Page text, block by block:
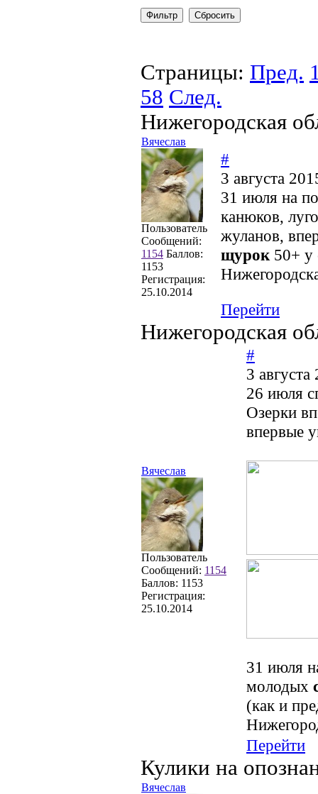
Страницы: Пред.
58 След.
Нижегородская
Вячеслав
Пользователь
Сообщений:
1154 Баллов:
1153
Регистрация:
25.10.2014
#
3 августа
31 июля на
канюков,
жуланов,
щурок 50+ у
Перейти
Нижегородская
Вячеслав
Пользователь
Сообщений: 1154
Баллов: 1153
Регистрация:
25.10.2014
#
3
26 июля
Озерки
впервые
31 июля
молодых
(как и
Перейти
Кулики на
Вячеслав